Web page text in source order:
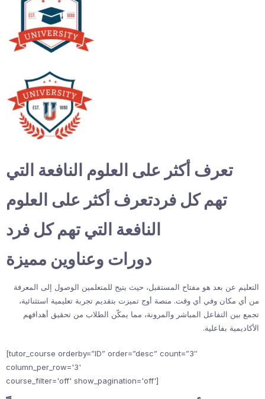
تعرف أكثر على العلوم النافعة التي
تهم كل فردتعرف أكثر على العلوم
النافعة التي تهم كل فرد
دورات وعناوين مميزة
التعليم عن بعد هو مفتاح المستقبل، حيث يتيح للمتعلمين الوصول إلى المعرفة
من أي مكان وفي أي وقت. منصة أوج تميزت بتقديم تجربة تعليمية استثنائية،
تجمع بين التفاعل المباشر والمرونة، مما يمكّن الطلاب من تحقيق أهدافهم
الأكاديمية بفاعلية.
[tutor_course orderby=”ID” order=”desc” count=”3″
column_per_row='3'
course_filter='off' show_pagination='off']